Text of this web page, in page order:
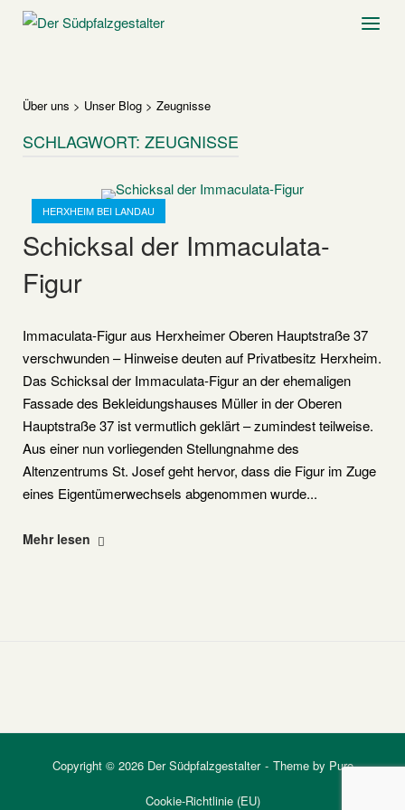
SkipHome Menu
Über uns > Unser Blog > Zeugnisse
SCHLAGWORT: ZEUGNISSE
HERXHEIM BEI LANDAU
Open post
Schicksal der Immaculata-
Figur
Immaculata-Figur aus Herxheimer Oberen Hauptstraße 37
verschwunden – Hinweise deuten auf Privatbesitz Herxheim.
Das Schicksal der Immaculata-Figur an der ehemaligen
Fassade des Bekleidungshauses Müller in der Oberen
Hauptstraße 37 ist vermutlich geklärt – zumindest teilweise.
Aus einer nun vorliegenden Stellungnahme des
Altenzentrums St. Josef geht hervor, dass die Figur im Zuge
eines Eigentümerwechsels abgenommen wurde...
"Schicksal
Mehr lesen
Copyright © 2026 Der Südpfalzgestalter Theme by Puro
Cookie-Richtlinie (EU)